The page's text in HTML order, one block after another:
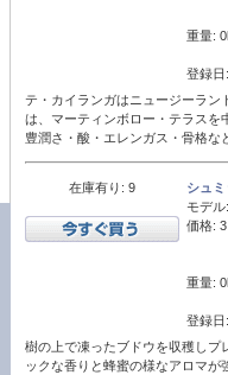
重量:
登録
テ・カイランガはニュージーラン
は、マーティンボロー・テラスを
豊潤さ・酸・エレンガス・骨格
在庫有り: 9
シュ
モデル:
価格:
重量:
登録
樹の上で凍ったブドウを収穫しプ
ックな香りと蜂蜜の様なアロマ